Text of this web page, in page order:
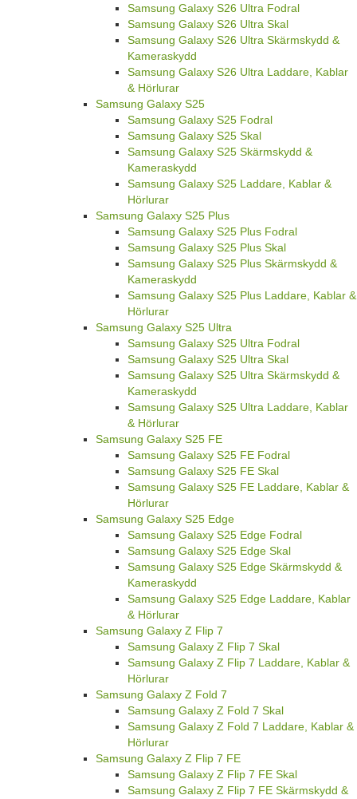
Samsung Galaxy S26 Ultra Fodral
Samsung Galaxy S26 Ultra Skal
Samsung Galaxy S26 Ultra Skärmskydd &
Kameraskydd
Samsung Galaxy S26 Ultra Laddare, Kablar
& Hörlurar
Samsung Galaxy S25
Samsung Galaxy S25 Fodral
Samsung Galaxy S25 Skal
Samsung Galaxy S25 Skärmskydd &
Kameraskydd
Samsung Galaxy S25 Laddare, Kablar &
Hörlurar
Samsung Galaxy S25 Plus
Samsung Galaxy S25 Plus Fodral
Samsung Galaxy S25 Plus Skal
Samsung Galaxy S25 Plus Skärmskydd &
Kameraskydd
Samsung Galaxy S25 Plus Laddare, Kablar &
Hörlurar
Samsung Galaxy S25 Ultra
Samsung Galaxy S25 Ultra Fodral
Samsung Galaxy S25 Ultra Skal
Samsung Galaxy S25 Ultra Skärmskydd &
Kameraskydd
Samsung Galaxy S25 Ultra Laddare, Kablar
& Hörlurar
Samsung Galaxy S25 FE
Samsung Galaxy S25 FE Fodral
Samsung Galaxy S25 FE Skal
Samsung Galaxy S25 FE Laddare, Kablar &
Hörlurar
Samsung Galaxy S25 Edge
Samsung Galaxy S25 Edge Fodral
Samsung Galaxy S25 Edge Skal
Samsung Galaxy S25 Edge Skärmskydd &
Kameraskydd
Samsung Galaxy S25 Edge Laddare, Kablar
& Hörlurar
Samsung Galaxy Z Flip 7
Samsung Galaxy Z Flip 7 Skal
Samsung Galaxy Z Flip 7 Laddare, Kablar &
Hörlurar
Samsung Galaxy Z Fold 7
Samsung Galaxy Z Fold 7 Skal
Samsung Galaxy Z Fold 7 Laddare, Kablar &
Hörlurar
Samsung Galaxy Z Flip 7 FE
Samsung Galaxy Z Flip 7 FE Skal
Samsung Galaxy Z Flip 7 FE Skärmskydd &